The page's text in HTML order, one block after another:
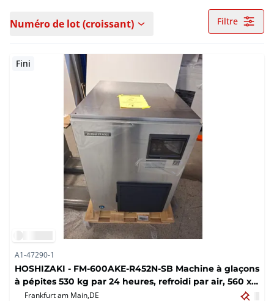
Numéro de lot (croissant) Filtre
Fini
A1-47290-1
HOSHIZAKI - FM-600AKE-R452N-SB Machine à glaçons
à pépites 530 kg par 24 heures, refroidi par air, 560 x
700 x 780 mm
Frankfurt am Main,DE